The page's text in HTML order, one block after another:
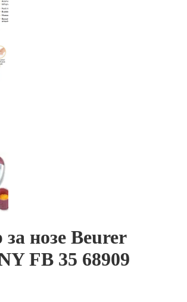
нозе Beurer
FB 35 68909